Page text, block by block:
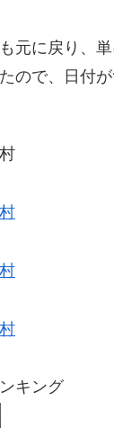
元に戻り、
ので、日付
キング